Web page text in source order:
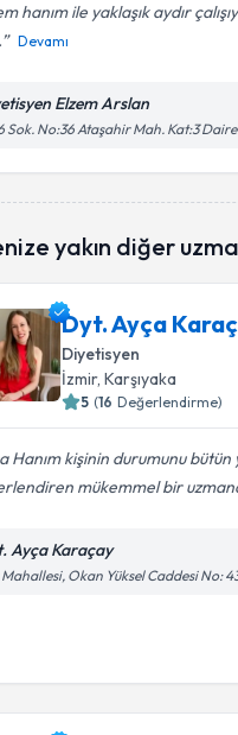
hanım ile yaklaşık aydır
Devamı
Elzem Arslan
Sok. No:36 Ataşahir Mah. Kat:3
yakın diğer
Dyt. Ayça
Diyetisyen
İzmir, Karşıyaka
5 (16 Değerlendirme)
Hanım kişinin durumunu
mükemmel bir
Ayça Karaçay
Mahallesi, Okan Yüksel Caddesi No: